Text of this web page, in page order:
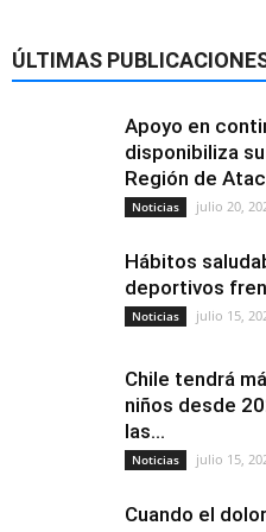
ÚLTIMAS
Apoyo en
disponibiliza
Región de
Noticias julio 20,
Hábitos
deportivos
Noticias julio 15,
Chile tendrá
niños desde
las...
Noticias julio 15,
Cuando el